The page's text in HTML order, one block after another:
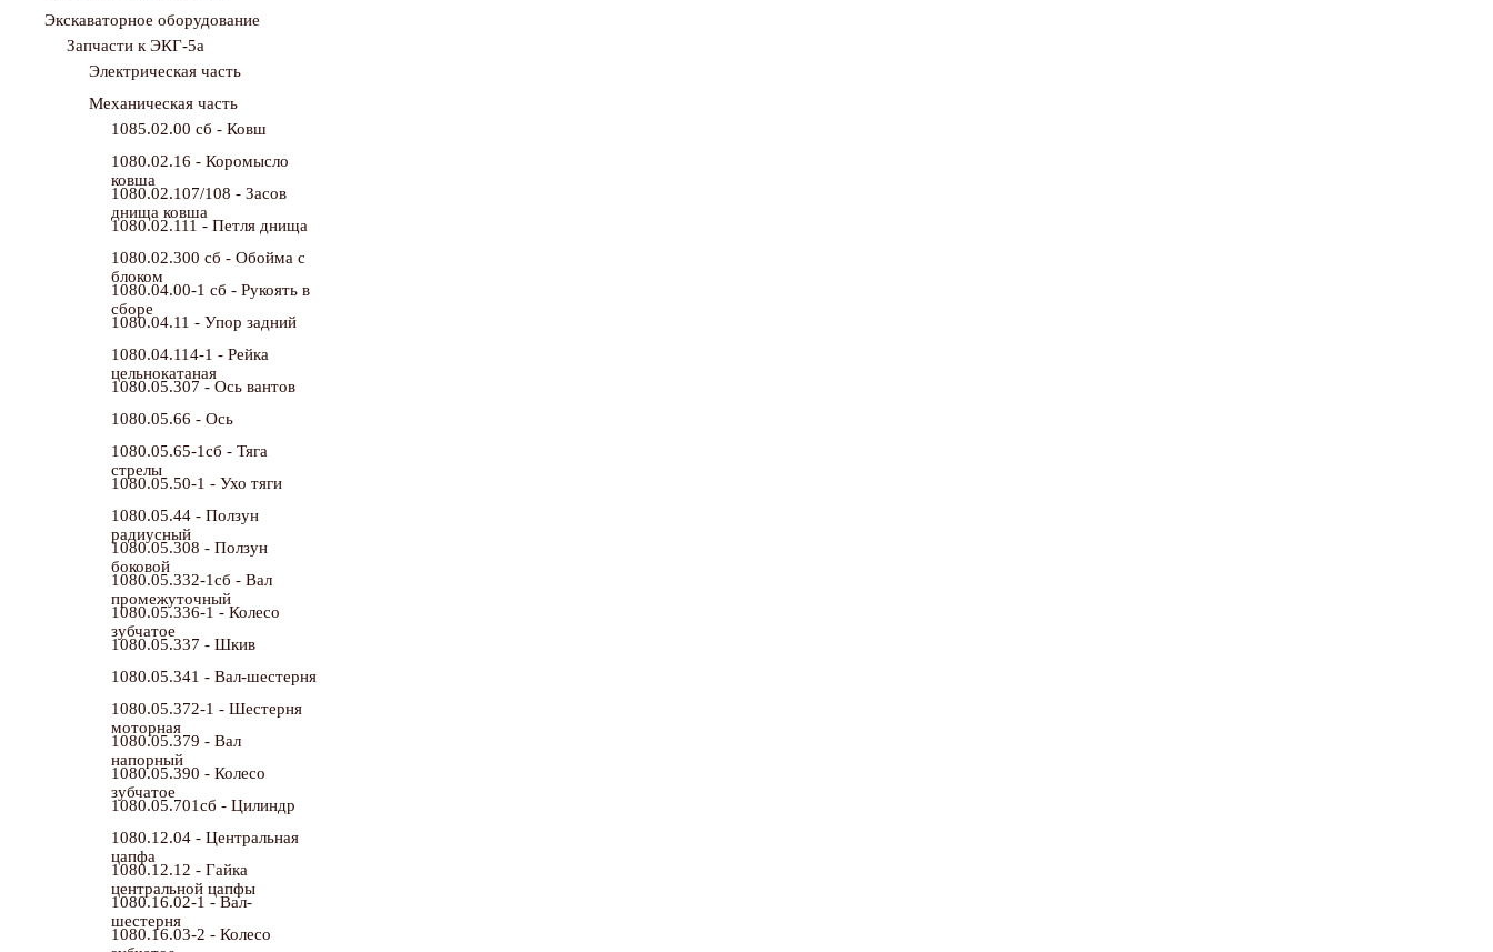
Экскаваторное оборудование
Запчасти к ЭКГ-5a
Электрическая часть
Механическая часть
1085.02.00 сб - Ковш
1080.02.16 - Коромысло
1080.02.107/108 - Засов
1080.02.111 - Петля днища
1080.02.300 сб - Обойма с
1080.04.00-1 сб - Рукоять в
1080.04.11 - Упор задний
1080.04.114-1 - Рейка
1080.05.307 - Ось вантов
1080.05.66 - Ось
1080.05.65-1сб - Тяга
1080.05.50-1 - Ухо тяги
1080.05.44 - Ползун
1080.05.308 - Ползун
1080.05.332-1сб - Вал
1080.05.336-1 - Колесо
1080.05.337 - Шкив
1080.05.341 - Вал-шестерня
1080.05.372-1 - Шестерня
1080.05.379 - Вал
1080.05.390 - Колесо
1080.05.701сб - Цилиндр
1080.12.04 - Центральная
1080.12.12 - Гайка
1080.16.02-1 - Вал-
1080.16.03-2 - Колесо